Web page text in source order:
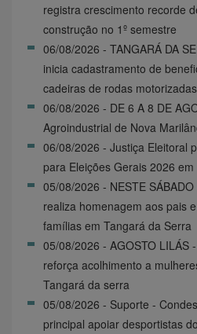
registra crescimento recorde
construção no 1º semestre
06/08/2026 - TANGARÁ DA
inicia cadastramento de
cadeiras de rodas motorizadas
06/08/2026 - DE 6 A 8 DE
Agroindustrial de Nova
06/08/2026 - Justiça Eleitoral
para Eleições Gerais 2026
05/08/2026 - NESTE
realiza homenagem aos pais
famílias em Tangará da Serra
05/08/2026 - AGOSTO LILÁS
reforça acolhimento a
Tangará da serra
05/08/2026 - Suporte -
principal apoiar desportistas